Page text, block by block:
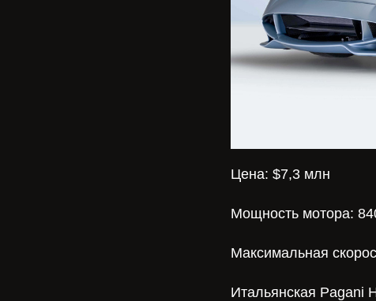
Цена: $7,3 млн
Мощность мотора:
Максимальная
Итальянская Pagani